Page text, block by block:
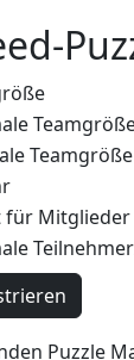
Teamgröße
für Mitglieder
Puzzle